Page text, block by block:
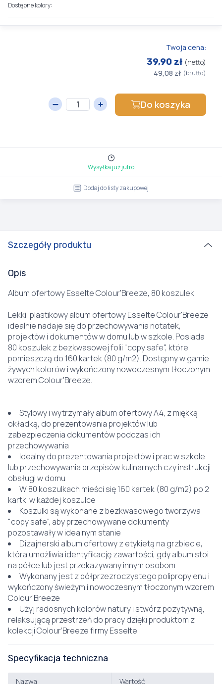
Dostępne kolory:
Twoja cena:
39,90 zł (netto)
49,08 zł (brutto)
Do koszyka
Wysyłka już jutro
Dodaj do listy zakupowej
Szczegóły produktu
Opis
Album ofertowy Esselte Colour'Breeze, 80 koszulek
Lekki, plastikowy album ofertowy Esselte Colour'Breeze
idealnie nadaje się do przechowywania notatek,
projektów i dokumentów w domu lub w szkole. Posiada
80 koszulek z bezkwasowej folii "copy safe", które
pomieszczą do 160 kartek (80 g/m2). Dostępny w gamie
żywych kolorów i wykończony nowoczesnym tłoczonym
wzorem Colour'Breeze.
Stylowy i wytrzymały album ofertowy A4, z miękką
okładką, do prezentowania projektów lub
zabezpieczenia dokumentów podczas ich
przechowywania
Idealny do prezentowania projektów i prac w szkole
lub przechowywania przepisów kulinarnych czy instrukcji
obsługi w domu
W 80 koszulkach mieści się 160 kartek (80 g/m2) po 2
kartki w każdej koszulce
Koszulki są wykonane z bezkwasowego tworzywa
"copy safe", aby przechowywane dokumenty
pozostawały w idealnym stanie
Dizajnerski album ofertowy z etykietą na grzbiecie,
która umożliwia identyfikację zawartości, gdy album stoi
na półce lub jest przekazywany innym osobom
Wykonany jest z półprzezroczystego polipropylenu i
wykończony świeżym i nowoczesnym tłoczonym wzorem
Colour'Breeze
Użyj radosnych kolorów natury i stwórz pozytywną,
relaksującą przestrzeń do pracy dzięki produktom z
kolekcji Colour’Breeze firmy Esselte
Specyfikacja techniczna
Nazwa Wartość